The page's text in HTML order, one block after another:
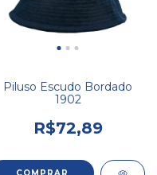
Piluso Escudo Bordado
1902
R$72,89